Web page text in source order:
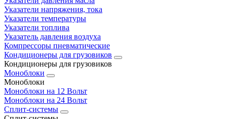
Указатели напряжения, тока
Указатели температуры
Указатели топлива
Указатель давления воздуха
Компрессоры пневматические
Кондиционеры для грузовиков
Кондиционеры для грузовиков
Моноблоки
Моноблоки
Моноблоки на 12 Вольт
Моноблоки на 24 Вольт
Сплит-системы